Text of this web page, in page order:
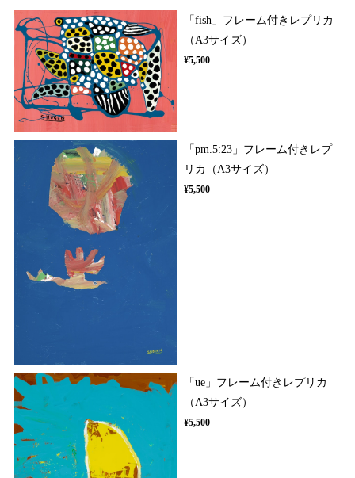
「fish」フレーム付きレプリカ
（A3サイズ）
¥5,500
「pm.5:23」フレーム付きレプ
リカ（A3サイズ）
¥5,500
「ue」フレーム付きレプリカ
（A3サイズ）
¥5,500